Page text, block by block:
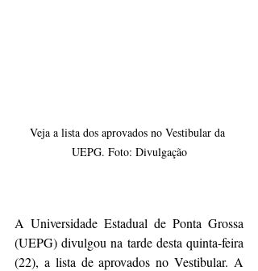
Veja a lista dos aprovados no Vestibular da
UEPG. Foto: Divulgação
A Universidade Estadual de Ponta Grossa
(UEPG) divulgou na tarde desta quinta-feira
(22), a lista de aprovados no Vestibular. A